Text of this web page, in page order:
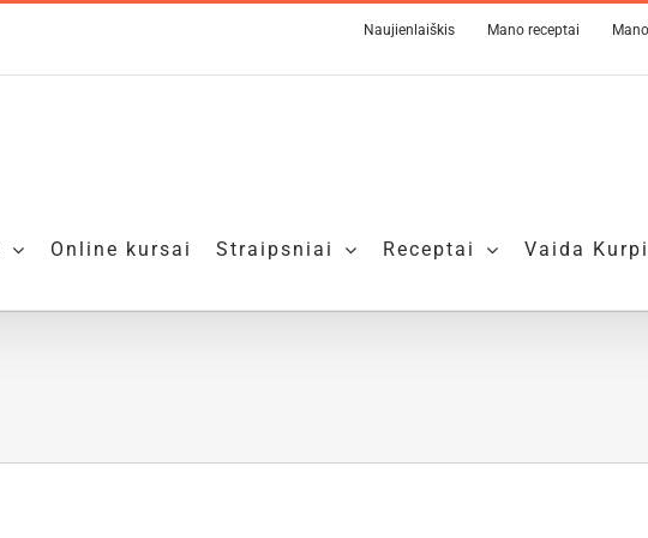
Naujienlaiškis Mano receptai
Online kursai Straipsniai Receptai Vaida